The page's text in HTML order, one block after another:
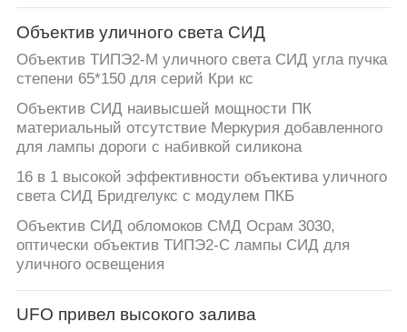
СВЯЖИТЕСЬ
С
НАМИ
НОВОСТИ
СЛУЧАИ
ЗАПРОСИТЕ
ЦИТАТУ
Объектив уличного света СИД
Объектив ТИПЭ2-М уличного света СИД угла пучка
степени 65*150 для серий Кри кс
Объектив СИД наивысшей мощности ПК
материальный отсутствие Меркурия добавленного
для лампы дороги с набивкой силикона
16 в 1 высокой эффективности объектива уличного
света СИД Бридгелукс с модулем ПКБ
Объектив СИД обломоков СМД Осрам 3030,
оптически объектив ТИПЭ2-С лампы СИД для
уличного освещения
UFO привел высокого залива